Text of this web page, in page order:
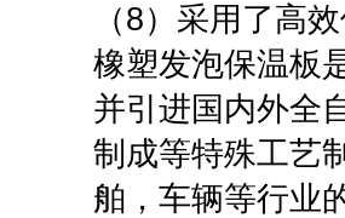
（8）采用了高
橡塑发泡保温板
并引进国内外全
制成等特殊工艺
舶，车辆等行业